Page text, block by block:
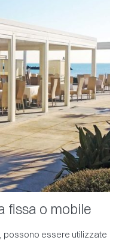
fissa o mobile
possono essere utilizzate